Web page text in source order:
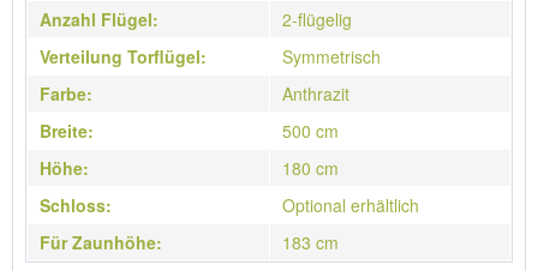
Anzahl Flügel:
2-flügelig
Verteilung Torflügel:
Symmetrisch
Farbe:
Anthrazit
Breite:
500 cm
Höhe:
180 cm
Schloss:
Optional erhältlich
Für Zaunhöhe:
183 cm